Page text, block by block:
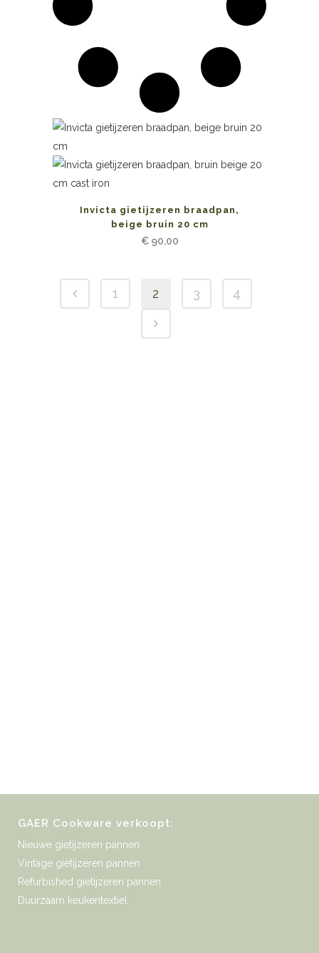
Invicta gietijzeren braadpan,
beige bruin 20 cm
€90,00
1 2 3 4
GAER Cookware verkoopt:
Nieuwe gietijzeren pannen
Vintage gietijzeren pannen
Refurbished gietijzeren pannen
Duurzaam keukentextiel